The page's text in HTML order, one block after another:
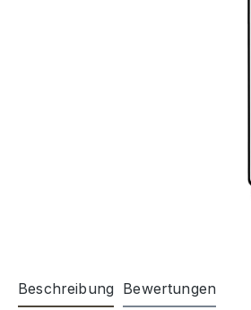
Beschreibung Bewertungen